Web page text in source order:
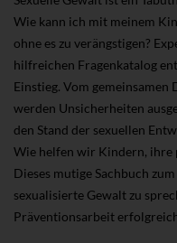
Wie kann ich mit meinem
ohne es zu verängstigen?
hilfreichen Fragenkatalog
Einstieg. Vom
werden Unsicherheiten
den Stand der sexuellen
Wie helfen wir Kindern, ihre
Dieses mutige Sachbuch
sexualisierte Gewalt zu
Präventionsarbeit